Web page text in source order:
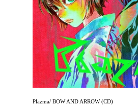
Plazma/ BOW AND ARROW (CD)